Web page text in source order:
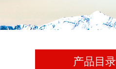
产品目录